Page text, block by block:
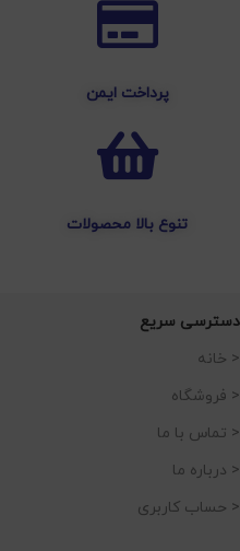
پرداخت ایمن
تنوع بالا محصولات
دسترسی سریع
< خانه
< فروشگاه
< تماس با ما
< درباره ما
< حساب کاربری